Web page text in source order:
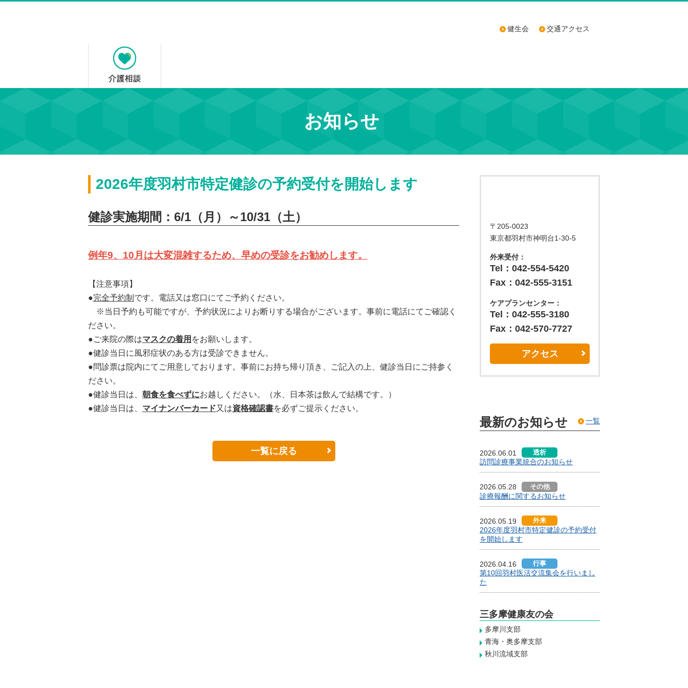
健生会 交通アクセス
お知らせ
2026年度羽村市特定健診の予約受付を開始します
健診実施期間：6/1（月）～10/31（土）
例年9、10月は大変混雑するため、早めの受診をお勧めします。
【注意事項】
●完全予約制 です。電話又は窓口にてご予約ください。
※当日予約も可能ですが、予約状況によりお断りする場合がございます。事前に電話にてご確認く
ださい。
●ご来院の際はマスクの着用 をお願いします。
●健診当日に風邪症状のある方は受診できません。
●問診票は院内にてご用意しております。事前にお持ち帰り頂き、ご記入の上、健診当日にご持参く
ださい。
●健診当日は、 朝食を食べずにお越しください。（水、日本茶は飲んで結構です。）
●健診当日は、 マイナンバーカード又は資格確認書を必ずご提示ください。
一覧に戻る
〒205-0023
東京都羽村市神明台1-30-5
外来受付：
Tel：042-554-5420
Fax：042-555-3151
ケアプランセンター：
Tel：042-555-3180
Fax：042-570-7727
アクセス
最新のお知らせ 一覧
2026.06.01 透析
訪問診療事業統合のお知らせ
2026.05.28 その他
診療報酬に関するお知らせ
2026.05.19 外来
2026年度羽村市特定健診の予約受付
を開始します
2026.04.16 行事
第10回羽村医活交流集会を行いまし
た
三多摩健康友の会
多摩川支部
青海・奥多摩支部
秋川流域支部